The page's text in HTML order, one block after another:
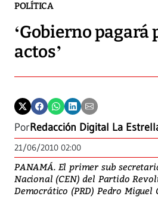
POLÍTICA
‘Gobierno pagará
actos’
PorRedacción Digital La
21/06/2010 02:00
PANAMÁ. El primer sub
Nacional (CEN) del Partido
Democrático (PRD) Pedro Miguel